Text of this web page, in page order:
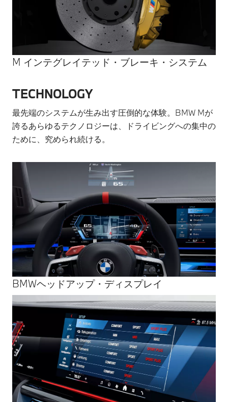
M インテグレイテッド・ブレーキ・システム
TECHNOLOGY
最先端のシステムが生み出す圧倒的な体験。BMW Mが
誇るあらゆるテクノロジーは、ドライビングへの集中の
ために、究められ続ける。
BMWヘッドアップ・ディスプレイ